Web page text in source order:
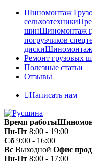
Шиномонтаж
сельхозтехники
шинШиномонтаж
погрузчиков
дискиШиномонтаж
Ремонт грузовых
Полезные статьи
Отзывы
Написать нам
Время работы
Пн-Пт 8:00 - 19:00
Сб 9:00 - 16:00
Вс Выходной Офис
Пн-Пт 8:00 - 17:00